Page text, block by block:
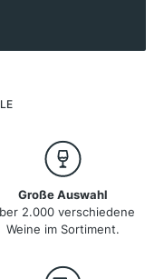
und
eine große
Große Auswahl
2.000 verschiedene
Weine im Sortiment.